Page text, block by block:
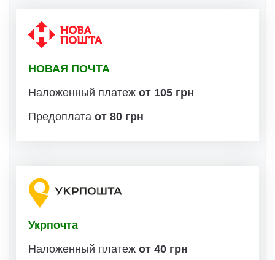
НОВАЯ ПОЧТА
Наложенный платеж от 105 грн
Предоплата от 80 грн
Укрпочта
Наложенный платеж от 40 грн